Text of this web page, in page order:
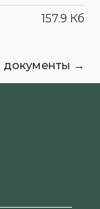
157.9 Кб
документы →